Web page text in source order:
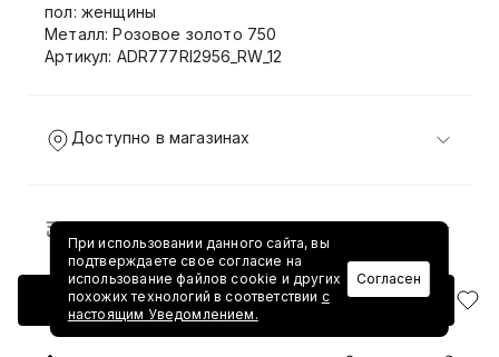
Добавить в корзину
пол: женщины
Металл: Розовое золото 750
Артикул: ADR777RI2956_RW_12
Доступно в магазинах
Доставка и возврат
При использовании данного сайта, вы
подтверждаете свое согласие на
использование файлов cookie и других
похожих технологий в соответствии с
настоящим Уведомлением.
Согласен